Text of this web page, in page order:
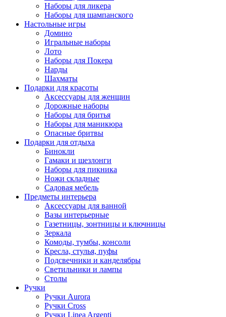
Наборы для ликера
Наборы для шампанского
Настольные игры
Домино
Игральные наборы
Лото
Наборы для Покера
Нарды
Шахматы
Подарки для красоты
Аксессуары для женщин
Дорожные наборы
Наборы для бритья
Наборы для маникюра
Опасные бритвы
Подарки для отдыха
Бинокли
Гамаки и шезлонги
Наборы для пикника
Ножи складные
Садовая мебель
Предметы интерьера
Аксессуары для ванной
Вазы интерьерные
Газетницы, зонтницы и ключницы
Зеркала
Комоды, тумбы, консоли
Кресла, стулья, пуфы
Подсвечники и канделябры
Светильники и лампы
Столы
Ручки
Ручки Aurora
Ручки Cross
Ручки Linea Argenti